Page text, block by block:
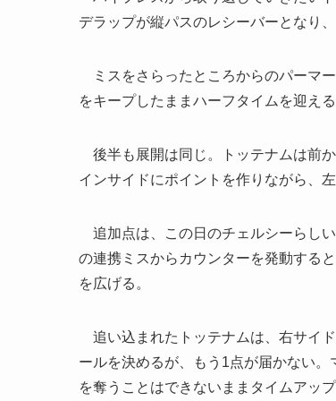
デラップが縦パスのレシーバーとなり
ミスをさらったところからのパーマ
をキープしたままハーフタイムを迎える
後半も展開は同じ。トッテナムは前
インサイドにポイントを作りながら、
追加点は、この日のチェルシーらし
の連携ミスからカウンターを発動する
を広げる。
追い込まれたトッテナムは、右サイ
ールを決めるが、もう1点が届かない
を奪うことはできないままタイムアッ